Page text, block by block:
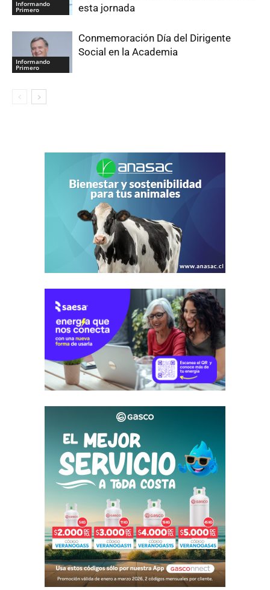
Informando
Primero
esta jornada
Informando
Primero
Conmemoración Día del Dirigente
Social en la Academia